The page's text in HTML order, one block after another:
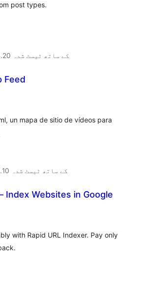
post types.
5.4.20 کے ساتھ ٹیسٹ شدہ
Feed
un mapa de sitio de vídeos para
6.2.10 کے ساتھ ٹیسٹ شدہ
Index Websites in Google
with Rapid URL Indexer. Pay only